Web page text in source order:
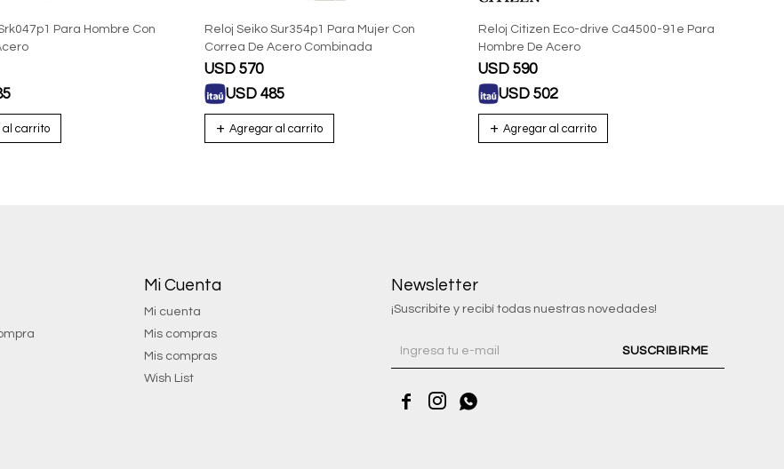
Para Hombre Con
Reloj Seiko Sur354p1 Para Mujer Con
Correa De Acero Combinada
USD 570
USD 485
Reloj Citizen Eco-drive Ca4500-91e Para
Hombre De Acero
USD 590
USD 502
Mi Cuenta
Mi cuenta
Mis compras
Mis compras
Wish List
Newsletter
¡Suscribite y recibí todas nuestras novedades!
SUSCRIBIRME
  